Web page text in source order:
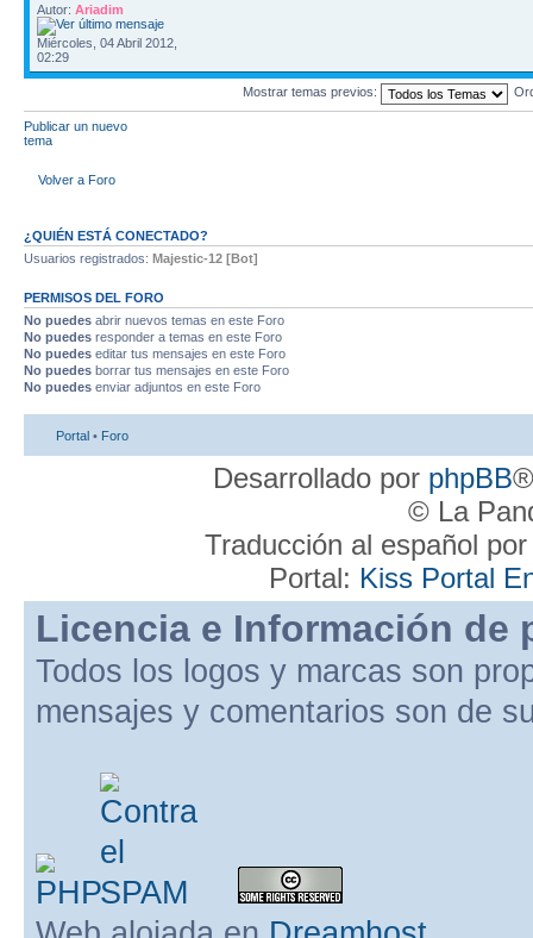
Autor: Ariadim
Miércoles, 04 Abril 2012,
02:29
Mostrar temas previos:
Publicar un nuevo
tema
Volver a Foro
¿QUIÉN ESTÁ CONECTADO?
Usuarios registrados: Majestic-12 [Bot]
PERMISOS DEL FORO
No puedes abrir nuevos temas en este Foro
No puedes responder a temas en este Foro
No puedes editar tus mensajes en este Foro
No puedes borrar tus mensajes en este Foro
No puedes enviar adjuntos en este Foro
Portal • Foro
Desarrollado por phpBB
© La
Traducción al español
Portal: Kiss Portal
Licencia e Información de
Todos los logos y marcas son
mensajes y comentarios son de